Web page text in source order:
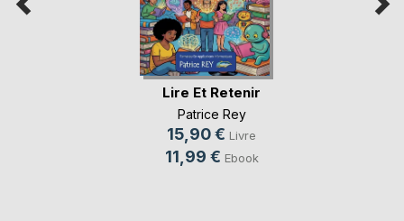
Lire Et Retenir
Patrice Rey
15,90 € Livre
11,99 € Ebook